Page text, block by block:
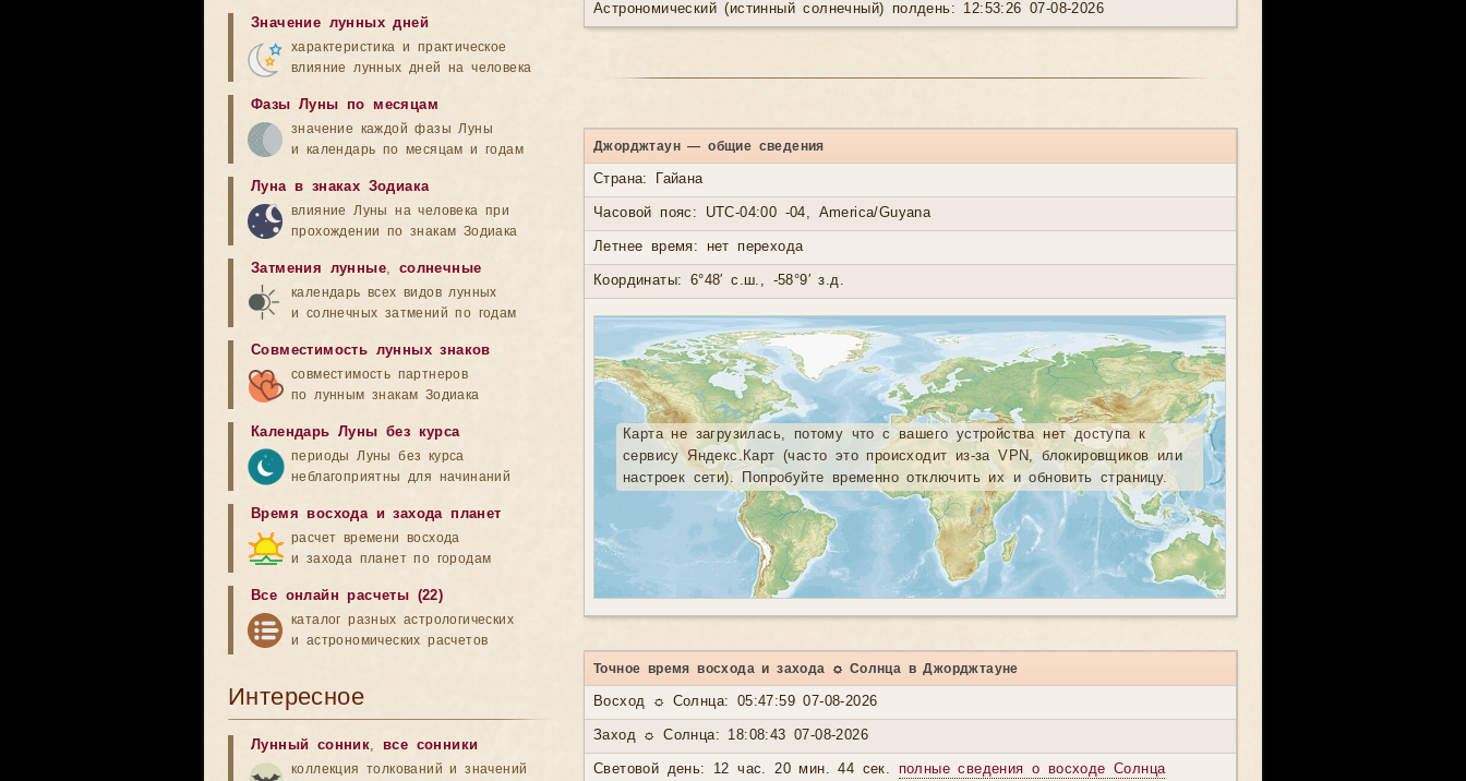
Астрономический (истинный солнечный) полдень: 12:53:26 07-08-2026
Джорджтаун — общие сведения
Страна: Гайана
Часовой пояс: UTC-04:00 -04, America/Guyana
Летнее время: нет перехода
Координаты: 6°48′ с.ш., -58°9′ з.д.
Карта не загрузилась, потому что с вашего устройства нет доступа к
сервису Яндекс.Карт (часто это происходит из-за VPN, блокировщиков или
настроек сети). Попробуйте временно отключить их и обновить страницу.
Точное время восхода и захода ☼ Солнца в Джорджтауне
Восход ☼ Солнца: 05:47:59 07-08-2026
Заход ☼ Солнца: 18:08:43 07-08-2026
Световой день: 12 час. 20 мин. 44 сек. полные сведения о восходе Солнца
Значение лунных дней
характеристика и практическое
влияние лунных дней на человека
Фазы Луны по месяцам
значение каждой фазы Луны
и календарь по месяцам и годам
Луна в знаках Зодиака
влияние Луны на человека при
прохождении по знакам Зодиака
Затмения лунные, солнечные
календарь всех видов лунных
и солнечных затмений по годам
Совместимость лунных знаков
совместимость партнеров
по лунным знакам Зодиака
Календарь Луны без курса
периоды Луны без курса
неблагоприятны для начинаний
Время восхода и захода планет
расчет времени восхода
и захода планет по городам
Все онлайн расчеты (22)
каталог разных астрологических
и астрономических расчетов
Интересное
Лунный сонник, все сонники
коллекция толкований и значений